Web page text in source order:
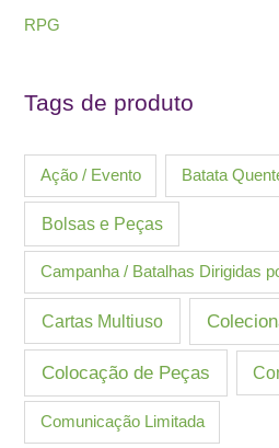
RPG
Tags de produto
Ação / Evento Batata
Bolsas e Peças
Campanha / Batalhas Dirigidas
Cartas Multiuso
Colocação de Peças
Comunicação Limitada